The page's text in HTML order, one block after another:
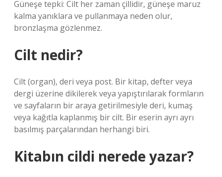
Güneşe tepki: Cilt her zaman çillidir, güneşe maruz
kalma yanıklara ve pullanmaya neden olur,
bronzlaşma gözlenmez.
Cilt nedir?
Cilt (organ), deri veya post. Bir kitap, defter veya
dergi üzerine dikilerek veya yapıştırılarak formların
ve sayfaların bir araya getirilmesiyle deri, kumaş
veya kağıtla kaplanmış bir cilt. Bir eserin ayrı ayrı
basılmış parçalarından herhangi biri.
Kitabın cildi nerede yazar?